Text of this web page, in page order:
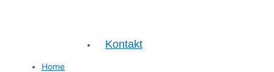
Kontakt
Home